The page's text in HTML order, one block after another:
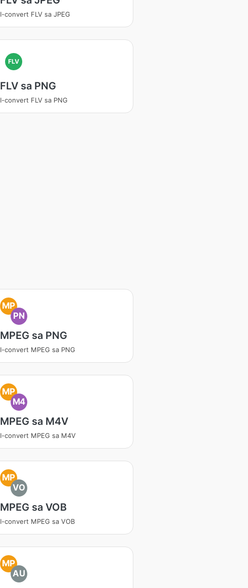
I-convert FLV sa JPEG
FLV
FLV sa PNG
I-convert FLV sa PNG
MP
PN
MPEG sa PNG
I-convert MPEG sa PNG
MP
M4
MPEG sa M4V
I-convert MPEG sa M4V
MP
VO
MPEG sa VOB
I-convert MPEG sa VOB
MP
AU